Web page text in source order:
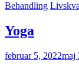
Behandling
Yoga
februar 5, 2022maj